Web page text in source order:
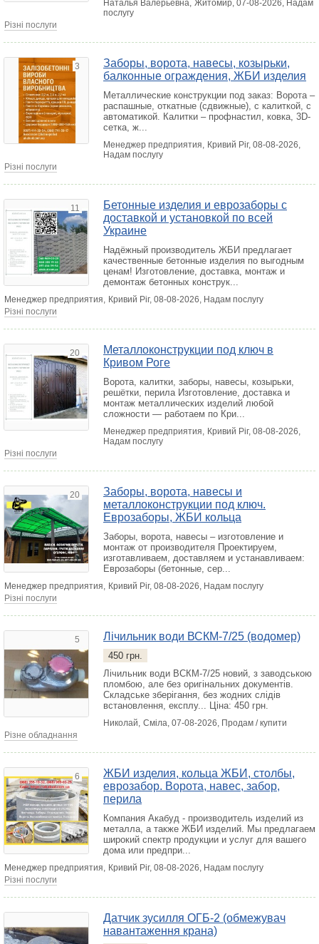
Наталья Валерьевна, Житомир, 07-08-2026, Надам
послугу
Різні послуги
3
Заборы, ворота, навесы, козырьки,
балконные ограждения, ЖБИ изделия
Металлические конструкции под заказ: Ворота –
распашные, откатные (сдвижные), с калиткой, с
автоматикой. Калитки – профнастил, ковка, 3D-
сетка, ж...
Менеджер предприятия, Кривий Ріг, 08-08-2026,
Надам послугу
Різні послуги
11
Бетонные изделия и еврозаборы с
доставкой и установкой по всей
Украине
Надёжный производитель ЖБИ предлагает
качественные бетонные изделия по выгодным
ценам! Изготовление, доставка, монтаж и
демонтаж бетонных конструк...
Менеджер предприятия, Кривий Ріг, 08-08-2026, Надам послугу
Різні послуги
20
Металлоконструкции под ключ в
Кривом Роге
Ворота, калитки, заборы, навесы, козырьки,
решётки, перила Изготовление, доставка и
монтаж металлических изделий любой
сложности — работаем по Кри...
Менеджер предприятия, Кривий Ріг, 08-08-2026,
Надам послугу
Різні послуги
20
Заборы, ворота, навесы и
металлоконструкции под ключ.
Еврозаборы, ЖБИ кольца
Заборы, ворота, навесы – изготовление и
монтаж от производителя Проектируем,
изготавливаем, доставляем и устанавливаем:
Еврозаборы (бетонные, сер...
Менеджер предприятия, Кривий Ріг, 08-08-2026, Надам послугу
Різні послуги
5 Лічильник води ВСКМ-7/25 (водомер)
450 грн.
Лічильник води ВСКМ-7/25 новий, з заводською
пломбою, але без оригінальних документів.
Складське зберігання, без жодних слідів
встановлення, експлу... Ціна: 450 грн.
Николай, Сміла, 07-08-2026, Продам / купити
Різне обладнання
6
ЖБИ изделия, кольца ЖБИ, столбы,
еврозабор. Ворота, навес, забор,
перила
Компания Акабуд - производитель изделий из
металла, а также ЖБИ изделий. Мы предлагаем
широкий спектр продукции и услуг для вашего
дома или предпри...
Менеджер предприятия, Кривий Ріг, 08-08-2026, Надам послугу
Різні послуги
Датчик зусилля ОГБ-2 (обмежувач
навантаження крана)